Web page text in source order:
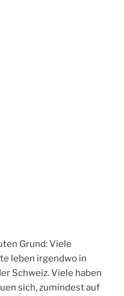
Grund: Viele
leben irgendwo in
Schweiz. Viele haben
sich, zumindest auf